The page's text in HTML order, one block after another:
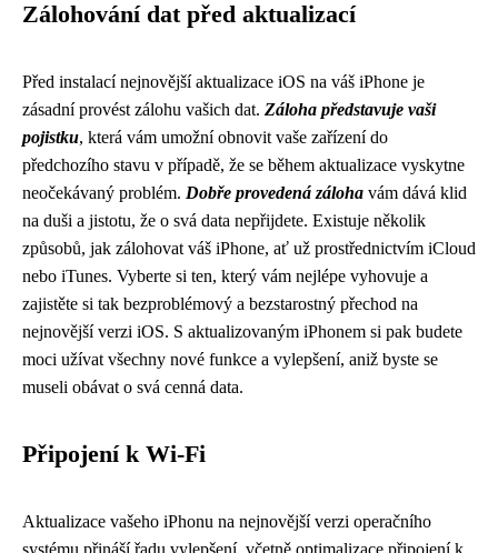
Zálohování dat před aktualizací
Před instalací nejnovější aktualizace iOS na váš iPhone je
zásadní provést zálohu vašich dat. Záloha představuje vaši
pojistku, která vám umožní obnovit vaše zařízení do
předchozího stavu v případě, že se během aktualizace vyskytne
neočekávaný problém. Dobře provedená záloha vám dává klid
na duši a jistotu, že o svá data nepřijdete. Existuje několik
způsobů, jak zálohovat váš iPhone, ať už prostřednictvím iCloud
nebo iTunes. Vyberte si ten, který vám nejlépe vyhovuje a
zajistěte si tak bezproblémový a bezstarostný přechod na
nejnovější verzi iOS. S aktualizovaným iPhonem si pak budete
moci užívat všechny nové funkce a vylepšení, aniž byste se
museli obávat o svá cenná data.
Připojení k Wi-Fi
Aktualizace vašeho iPhonu na nejnovější verzi operačního
systému přináší řadu vylepšení, včetně optimalizace připojení k